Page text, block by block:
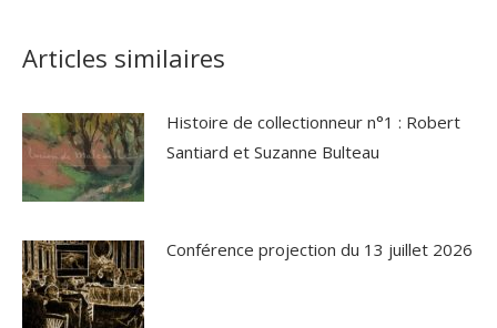
Articles similaires
Histoire de collectionneur n°1 : Robert
Santiard et Suzanne Bulteau
Conférence projection du 13 juillet 2026
vérifier le bon fonctionnement du